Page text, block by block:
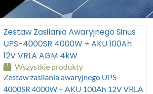
Zestaw Zasilania Awaryjnego Sinus
UPS-4000SR 4000W + AKU 100Ah
12V VRLA AGM 4kW
Wszystkie produkty
Zestaw zasilania awaryjnego UPS-
4000SR 4000W + AKU 100Ah 12V VRLA